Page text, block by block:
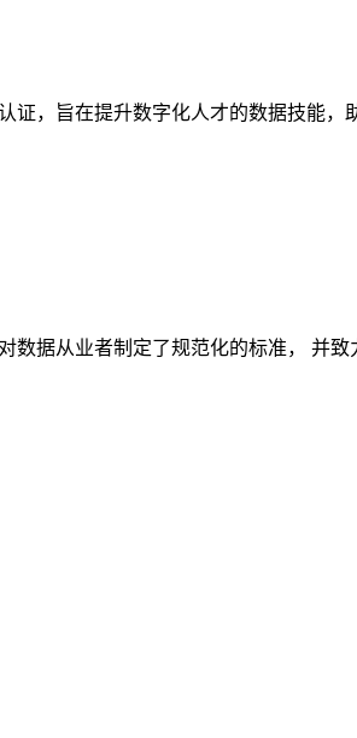
，旨在提升数字化人才的数据技能，
数据从业者制定了规范化的标准， 并